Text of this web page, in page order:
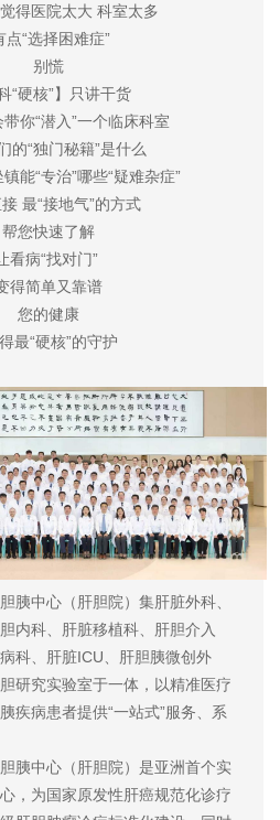
得医院太大 科室太多
点“选择困难症”
别慌
“硬核”】只讲干货
带你“潜入”一个临床科室
的“独门秘籍”是什么
能“专治”哪些“疑难杂症”
最“接地气”的方式
帮您快速了解
看病“找对门”
得简单又靠谱
您的健康
最“硬核”的守护
胰中心（肝胆院）集肝脏外科、
内科、肝脏移植科、肝胆介入
科、肝脏ICU、肝胆胰微创外
研究实验室于一体，以精准医疗
疾病患者提供“一站式”服务、系
胰中心（肝胆院）是亚洲首个实
，为国家原发性肝癌规范化诊疗